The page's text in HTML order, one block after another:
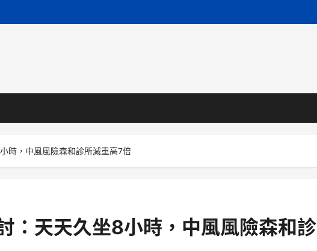
時，中風風險森和診所減重高7倍
：天天久坐8小時，中風風險森和診